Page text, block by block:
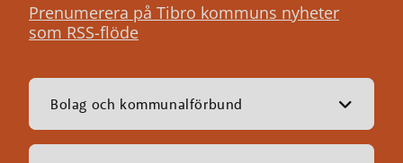
Prenumerera på Tibro kommuns nyheter
som RSS-flöde
Bolag och kommunalförbund